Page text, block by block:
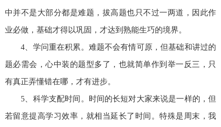
中并不是大部分都是难题，拔高题也只不过一两道，因此作
业必做，基础才得以巩固，才达到熟能生巧的境界。
4、学问重在积累。难题不会有情可原，但基础和讲过的
题必需会，心中装的题型多了，也就简单作到举一反三，只
有真正弄懂错在哪，才有进步。
5、科学支配时间。时间的长短对大家来说是一样的，但
若留意提高学习效率，就相当延长了时间。特殊是周末，我